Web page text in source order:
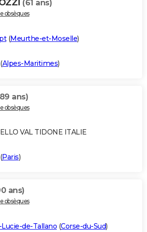
(61 ans)
obsèques
(Meurthe-et-Moselle)
(Alpes-Maritimes)
ans)
obsèques
VAL TIDONE ITALIE
(Paris)
ans)
obsèques
de-Tallano (Corse-du-Sud)